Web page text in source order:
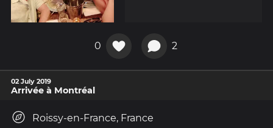
0 2
02 July 2019
Arrivée à Montréal
Roissy-en-France, France